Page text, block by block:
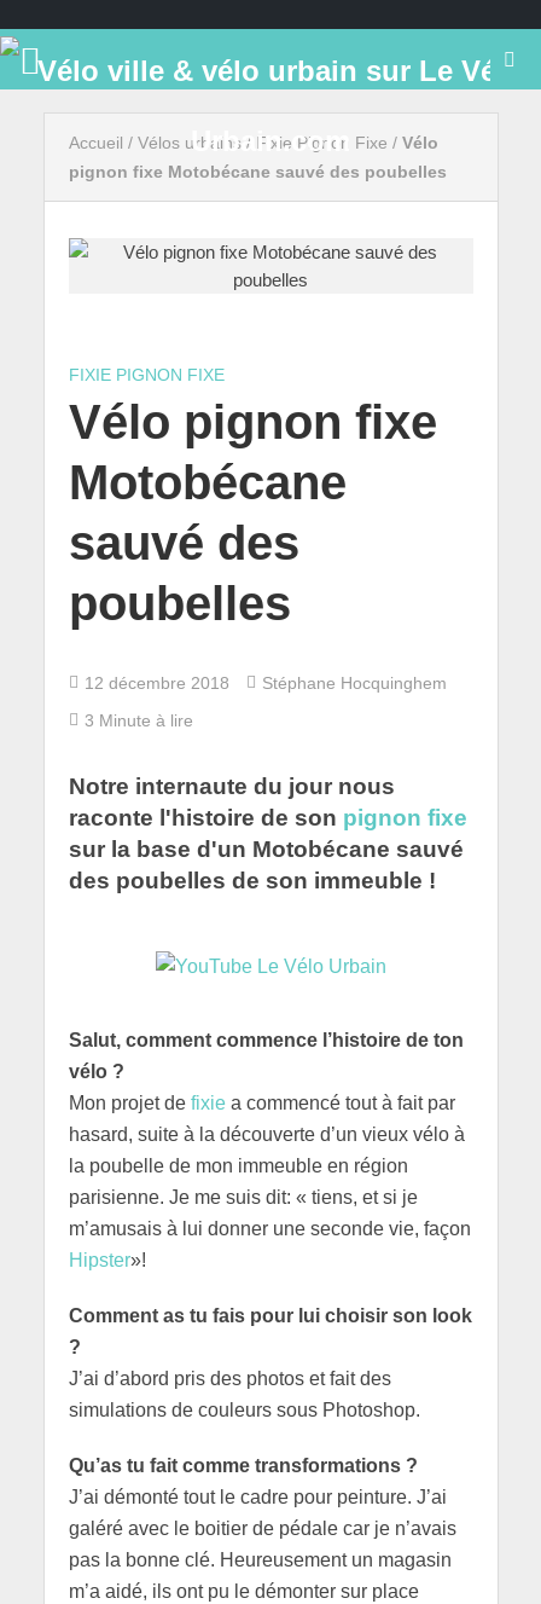
Accueil / Vélos urbains / Fixie Pignon Fixe / Vélo
pignon fixe Motobécane sauvé des poubelles
FIXIE PIGNON FIXE
Vélo pignon fixe
Motobécane
sauvé des
poubelles
12 décembre 2018
Stéphane Hocquinghem
3 Minute à lire
Notre internaute du jour nous
raconte l'histoire de son pignon fixe
sur la base d'un Motobécane sauvé
des poubelles de son immeuble !
Salut, comment commence l’histoire de ton
vélo ?
Mon projet de fixie a commencé tout à fait par
hasard, suite à la découverte d’un vieux vélo à
la poubelle de mon immeuble en région
parisienne. Je me suis dit: « tiens, et si je
m’amusais à lui donner une seconde vie, façon
Hipster»!
Comment as tu fais pour lui choisir son look
?
J’ai d’abord pris des photos et fait des
simulations de couleurs sous Photoshop.
Qu’as tu fait comme transformations ?
J’ai démonté tout le cadre pour peinture. J’ai
galéré avec le boitier de pédale car je n’avais
pas la bonne clé. Heureusement un magasin
m’a aidé, ils ont pu le démonter sur place